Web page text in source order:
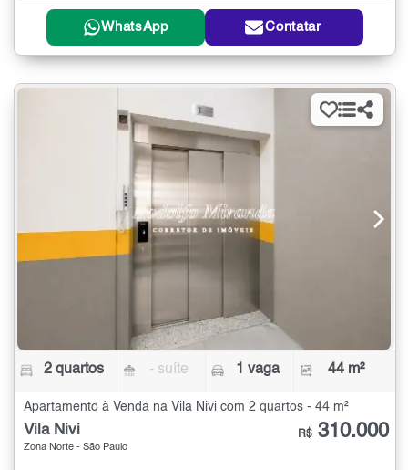
WhatsApp Contatar
2 quartos - suíte 1 vaga 44 m²
Apartamento à Venda na Vila Nivi com 2 quartos - 44 m²
Vila Nivi
Zona Norte - São Paulo
R$ 310.000